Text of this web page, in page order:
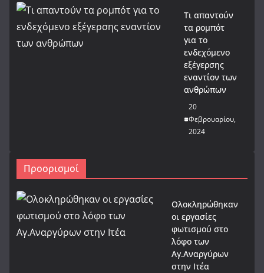
Τι απαντούν
τα ρομπότ
για το
ενδεχόμενο
εξέγερσης
εναντίον των
ανθρώπων
20
Φεβρουαρίου,
2024
Προορισμοί
Ολοκληρώθηκαν
οι εργασίες
φωτισμού στο
λόφο των
Αγ.Αναργύρων
στην Ιτέα